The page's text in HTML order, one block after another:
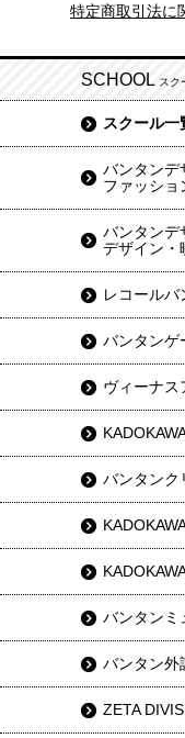
特定商取引法に
SCHOOL スク
スクール一
バンタンデ
ファッショ
バンタンデ
デザイン・
レコールバ
バンタンゲ
ヴィーナス
バンタンク
バンタンミ
バンタン外
ZETA